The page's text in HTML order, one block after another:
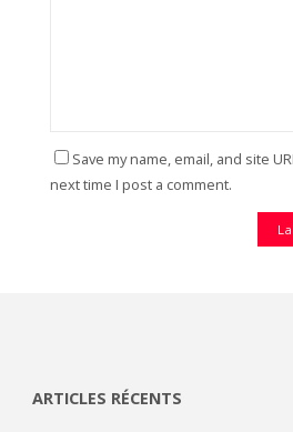
Save my name, email, and site
next time I post a comment.
ARTICLES RÉCENTS